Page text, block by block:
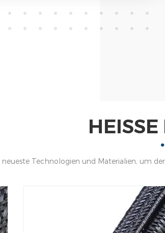
HEISSE
neueste Technologien und Materialien, um